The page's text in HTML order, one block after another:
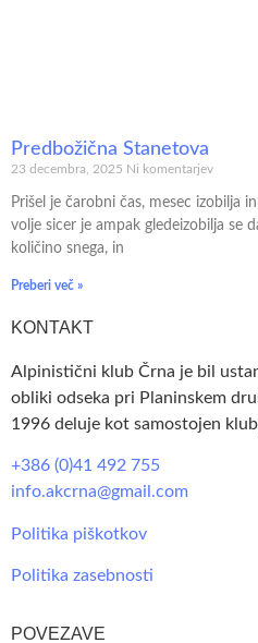
Predbožična Stanetova
23 decembra, 2025 Ni komentarjev
Prišel je čarobni čas, mesec izobilja
volje sicer je ampak gledeizobilja se
količino snega, in
Preberi več »
KONTAKT
Alpinistični klub Črna je bil
obliki odseka pri Planinskem
1996 deluje kot samostojen
+386 (0)41 492 755
info.akcrna@gmail.com
Politika piškotkov
Politika zasebnosti
POVEZAVE